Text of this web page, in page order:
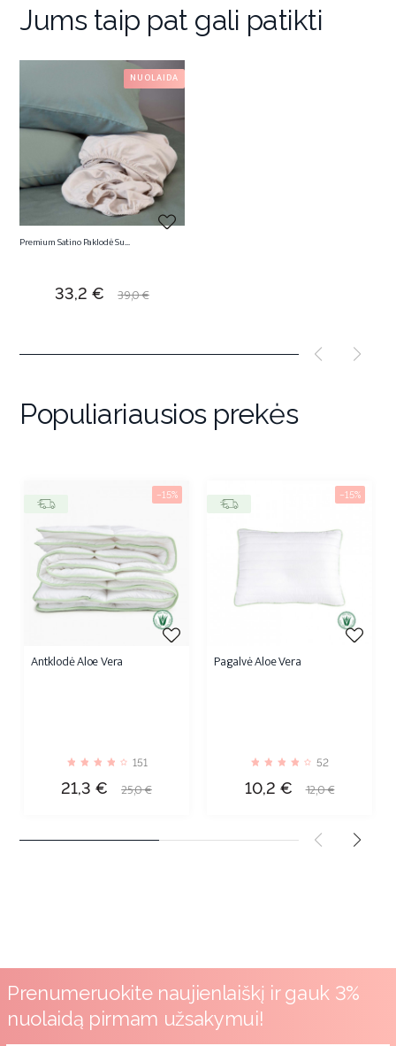
Jums taip pat gali patikti
Premium Satino Paklodė Su...
Kaina
33,2 €
Bazinė
39,0 €
NUOLAIDA
Populiariausios prekės
Antklodė Aloe Vera
151
Kaina
21,3 €
Bazinė
25,0 €
−15%
Pagalvė Aloe Vera
52
Kaina
10,2 €
Bazinė
12,0 €
−15%
Prenumeruokite naujienlaiškį ir gauk 3%
nuolaidą pirmam užsakymui!